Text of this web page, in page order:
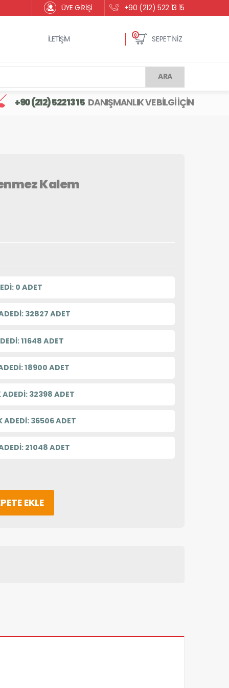
ÜYE GİRİŞİ +90 (212) 522 13 15
İLETİŞİM 0 SEPETİNİZ
ARA
+90 (212) 522 13 15 DANIŞMANLIK VE BİLGİ İÇİN
Kalem
0 ADET
32827 ADET
11648 ADET
18900 ADET
32398 ADET
36506 ADET
21048 ADET
EKLE